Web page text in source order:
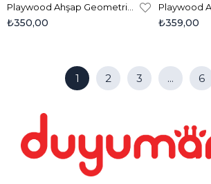
₺350,00 ₺359,00
1 2 3 ... 6